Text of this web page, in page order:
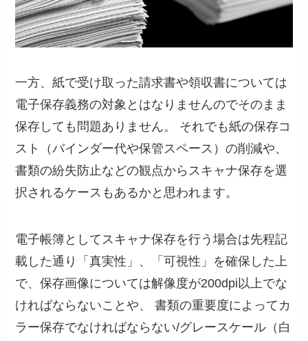
一方、紙で受け取った請求書や領収書については
電子保存義務の対象とはなりませんのでそのまま
保存しても問題ありません。 それでも紙の保存コ
スト（バインダー代や保管スペース）の削減や、
書類の紛失防止などの観点からスキャナ保存を選
択されるケースもあるかと思われます。
電子帳簿としてスキャナ保存を行う場合は先程記
載した通り「真実性」、「可視性」を確保した上
で、保存画像については解像度が200dpi以上でな
ければならないことや、 書類の重要度によってカ
ラー保存でなければならない/グレースケール（白